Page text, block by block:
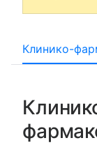
Клинико-